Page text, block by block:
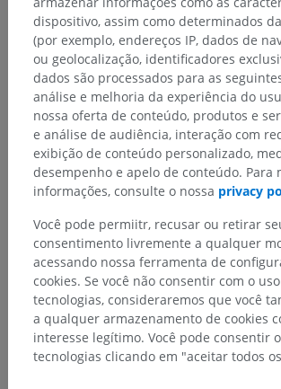
Referências
Gray, H. (2016) Gray’s anatomy the anatomical
41st edition. Edited by S. Standring. New York:
Hierarquia anatômica
Anatomia humana 2
Corpo humano> Sistema
Sistema muscular> Músculos>
Estruturas subjacentes:
Não há
subjacente para esta parte anatômica
dispositivo, assim como determinados
(por exemplo, endereços IP, dados de
ou geolocalização, identificadores
dados são processados para as
análise e melhoria da experiência do
nossa oferta de conteúdo, produtos e
e análise de audiência, interação com
exibição de conteúdo personalizado,
desempenho e apelo de conteúdo. Para
informações, consulte o nossa privacy
Você pode permiitr, recusar ou retirar
consentimento livremente a qualquer
acessando nossa ferramenta de
cookies. Se você não consentir com o
tecnologias, consideraremos que você
a qualquer armazenamento de cookies
interesse legítimo. Você pode consentir
tecnologias clicando em "aceitar todos